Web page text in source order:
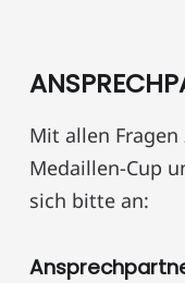
Mit allen Fragen
Medaillen-Cup
sich bitte an: